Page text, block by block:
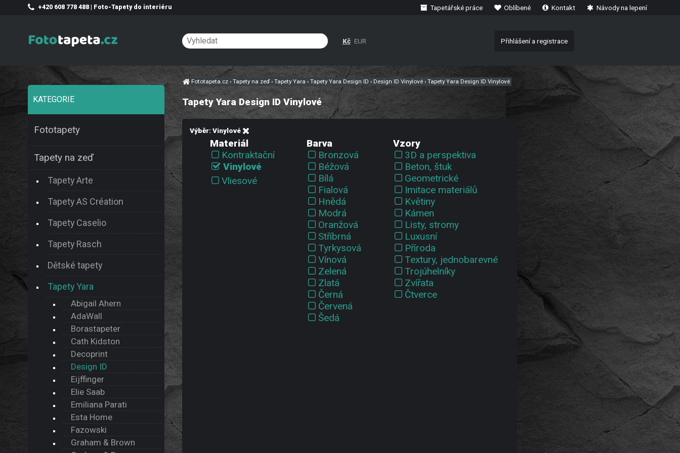
Tapety Yara Design ID Vinylové
Výběr: Vinylové
Materiál
Kontraktační
Vinylové
Vliesové
Barva
Bronzová
Béžová
Bílá
Fialová
Hnědá
Modrá
Oranžová
Stříbrná
Tyrkysová
Vínová
Zelená
Zlatá
Černá
Červená
Šedá
Vzory
3D a perspektiva
Beton, štuk
Geometrické
Imitace materiálů
Květiny
Kámen
Listy, stromy
Luxusní
Příroda
Textury, jednobarevné
Trojúhelníky
Zvířata
Čtverce
KATEGORIE
Fototapety
Tapety na zeď
Tapety Arte
Tapety AS Création
Tapety Caselio
Tapety Rasch
Dětské tapety
Tapety Yara
Abigail Ahern
AdaWall
Borastapeter
Cath Kidston
Decoprint
Design ID
Eijffinger
Elie Saab
Emiliana Parati
Esta Home
Fazowski
Graham & Brown
Tapetářské práce Oblíbené Kontakt Návody na lepení
Fototapeta.cz›Tapety na zeď›Tapety Yara ›Tapety Yara Design ID › Design ID Vinylové ›Tapety Yara Design ID Vinylové
+420 608 778 488 | Foto-Tapety do interiéru
Kč EUR Přihlášení a registrace